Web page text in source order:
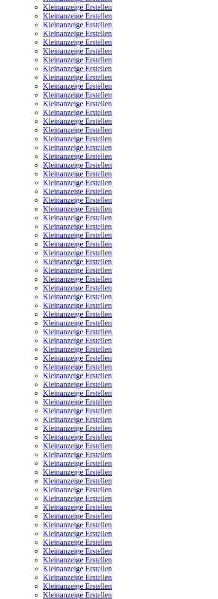
Kleinanzeige Erstellen
Kleinanzeige Erstellen
Kleinanzeige Erstellen
Kleinanzeige Erstellen
Kleinanzeige Erstellen
Kleinanzeige Erstellen
Kleinanzeige Erstellen
Kleinanzeige Erstellen
Kleinanzeige Erstellen
Kleinanzeige Erstellen
Kleinanzeige Erstellen
Kleinanzeige Erstellen
Kleinanzeige Erstellen
Kleinanzeige Erstellen
Kleinanzeige Erstellen
Kleinanzeige Erstellen
Kleinanzeige Erstellen
Kleinanzeige Erstellen
Kleinanzeige Erstellen
Kleinanzeige Erstellen
Kleinanzeige Erstellen
Kleinanzeige Erstellen
Kleinanzeige Erstellen
Kleinanzeige Erstellen
Kleinanzeige Erstellen
Kleinanzeige Erstellen
Kleinanzeige Erstellen
Kleinanzeige Erstellen
Kleinanzeige Erstellen
Kleinanzeige Erstellen
Kleinanzeige Erstellen
Kleinanzeige Erstellen
Kleinanzeige Erstellen
Kleinanzeige Erstellen
Kleinanzeige Erstellen
Kleinanzeige Erstellen
Kleinanzeige Erstellen
Kleinanzeige Erstellen
Kleinanzeige Erstellen
Kleinanzeige Erstellen
Kleinanzeige Erstellen
Kleinanzeige Erstellen
Kleinanzeige Erstellen
Kleinanzeige Erstellen
Kleinanzeige Erstellen
Kleinanzeige Erstellen
Kleinanzeige Erstellen
Kleinanzeige Erstellen
Kleinanzeige Erstellen
Kleinanzeige Erstellen
Kleinanzeige Erstellen
Kleinanzeige Erstellen
Kleinanzeige Erstellen
Kleinanzeige Erstellen
Kleinanzeige Erstellen
Kleinanzeige Erstellen
Kleinanzeige Erstellen
Kleinanzeige Erstellen
Kleinanzeige Erstellen
Kleinanzeige Erstellen
Kleinanzeige Erstellen
Kleinanzeige Erstellen
Kleinanzeige Erstellen
Kleinanzeige Erstellen
Kleinanzeige Erstellen
Kleinanzeige Erstellen
Kleinanzeige Erstellen
Kleinanzeige Erstellen